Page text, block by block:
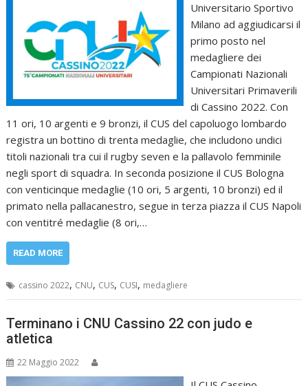
Universitario Sportivo
Milano ad aggiudicarsi il
primo posto nel
medagliere dei
Campionati Nazionali
Universitari Primaverili
di Cassino 2022. Con
11 ori, 10 argenti e 9 bronzi, il CUS del capoluogo lombardo
registra un bottino di trenta medaglie, che includono undici
titoli nazionali tra cui il rugby seven e la pallavolo femminile
negli sport di squadra. In seconda posizione il CUS Bologna
con venticinque medaglie (10 ori, 5 argenti, 10 bronzi) ed il
primato nella pallacanestro, segue in terza piazza il CUS Napoli
con ventitré medaglie (8 ori,…
READ MORE
cassino 2022, CNU, CUS, CUSI, medagliere
Terminano i CNU Cassino 22 con judo e
atletica
22 Maggio 2022